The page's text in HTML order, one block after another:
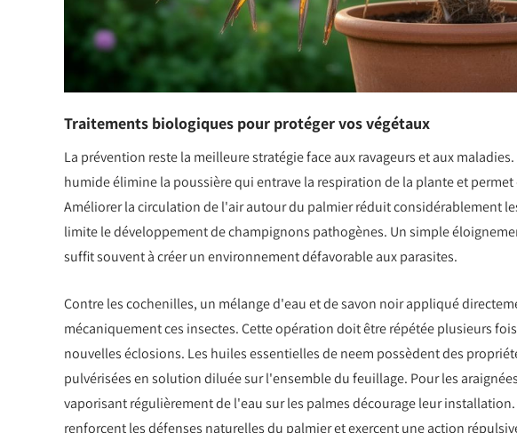
Traitements biologiques pour protéger vos végétaux
La prévention reste la meilleure stratégie face aux ravageurs et aux
humide élimine la poussière qui entrave la respiration de la plante et
Améliorer la circulation de l'air autour du palmier réduit considérablement
limite le développement de champignons pathogènes. Un simple
suffit souvent à créer un environnement défavorable aux parasites.
Contre les cochenilles, un mélange d'eau et de savon noir appliqué
mécaniquement ces insectes. Cette opération doit être répétée plusieurs
nouvelles éclosions. Les huiles essentielles de neem possèdent des
pulvérisées en solution diluée sur l'ensemble du feuillage. Pour les
vaporisant régulièrement de l'eau sur les palmes décourage leur
renforcent les défenses naturelles du palmier et exercent une action